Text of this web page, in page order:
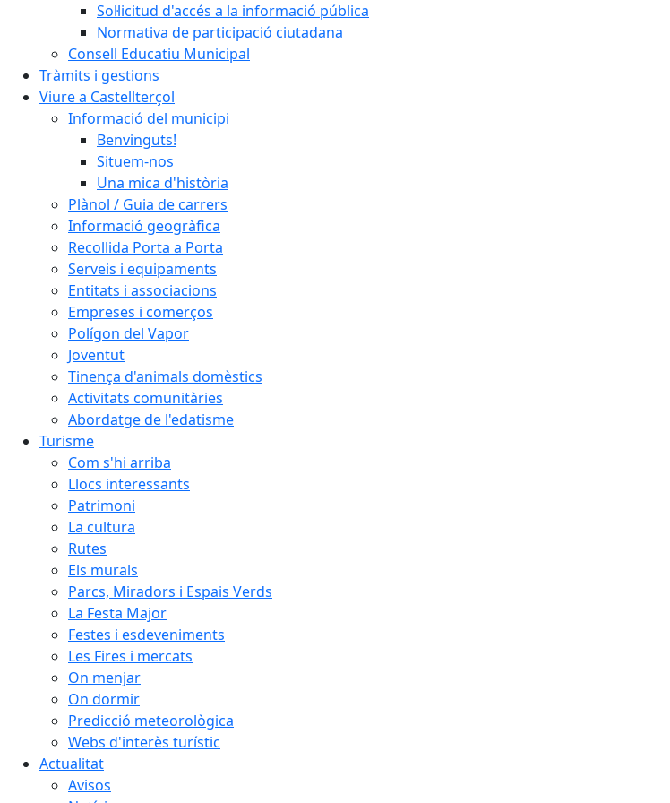
Sol·licitud d'accés a la informació pública
Normativa de participació ciutadana
Consell Educatiu Municipal
Tràmits i gestions
Viure a Castellterçol
Informació del municipi
Benvinguts!
Situem-nos
Una mica d'història
Plànol / Guia de carrers
Informació geogràfica
Recollida Porta a Porta
Serveis i equipaments
Entitats i associacions
Empreses i comerços
Polígon del Vapor
Joventut
Tinença d'animals domèstics
Activitats comunitàries
Abordatge de l'edatisme
Turisme
Com s'hi arriba
Llocs interessants
Patrimoni
La cultura
Rutes
Els murals
Parcs, Miradors i Espais Verds
La Festa Major
Festes i esdeveniments
Les Fires i mercats
On menjar
On dormir
Predicció meteorològica
Webs d'interès turístic
Actualitat
Avisos